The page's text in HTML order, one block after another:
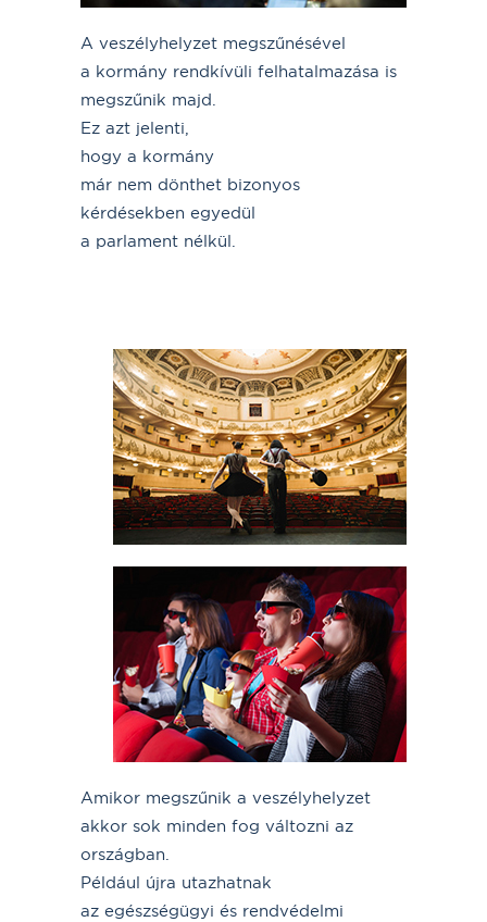
A veszélyhelyzet megszűnésével
a kormány rendkívüli felhatalmazása is
megszűnik majd.
Ez azt jelenti,
hogy a kormány
már nem dönthet bizonyos
kérdésekben egyedül
a parlament nélkül.
Amikor megszűnik a veszélyhelyzet
akkor sok minden fog változni az
országban.
Például újra utazhatnak
az egészségügyi és rendvédelmi